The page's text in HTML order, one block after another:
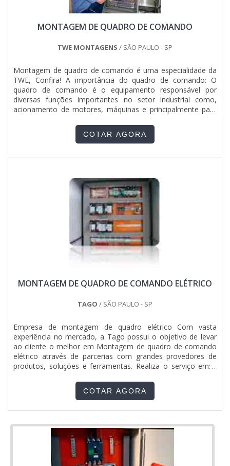
MONTAGEM DE QUADRO DE COMANDO
TWE MONTAGENS / SÃO PAULO - SP
Montagem de quadro de comando é uma especialidade da
TWE, Confira! A importância do quadro de comando: O
quadro de comando é o equipamento responsável por
diversas funções importantes no setor industrial como,
acionamento de motores, máquinas e principalmente para
tendência crescente no mercado que vem facilitando tarefas
do dia a dia, mudando as formas de produção e otimizando
COTAR AGORA
MONTAGEM DE QUADRO DE COMANDO ELÉTRICO
TAGO / SÃO PAULO - SP
Empresa de montagem de quadro elétrico Com vasta
experiência no mercado, a Tago possui o objetivo de levar
ao cliente o melhor em Montagem de quadro de comando
elétrico através de parcerias com grandes provedores de
produtos, soluções e ferramentas. Realiza o serviço em: -
Quadros de proteção elétrica; - Colunas para inversores de
frequência; - Conversores DC...COTAR AGORA